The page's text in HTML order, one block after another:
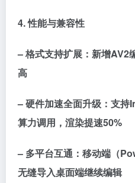
4. 性能与兼容性
– 格式支持扩展：新增AV2
高
– 硬件加速全面升级：支
算力调用，渲染提速50%
– 多平台互通：移动端（
无缝导入桌面端继续编辑